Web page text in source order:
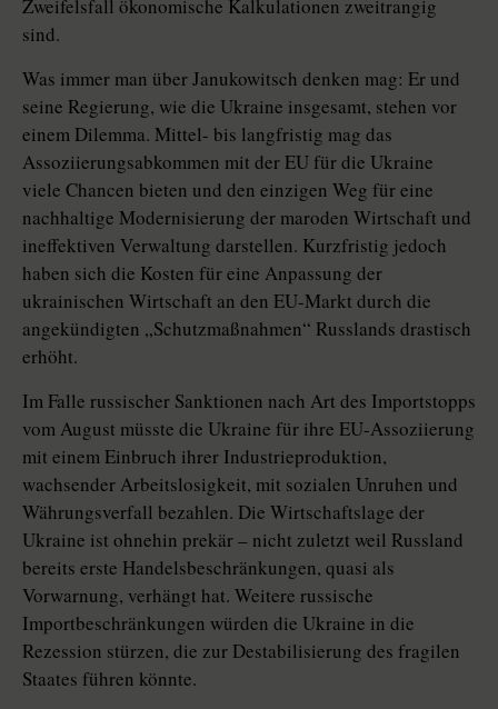
Zweifelsfall ökonomische Kalkulationen zweitrangig
sind.
Was immer man über Janukowitsch denken mag: Er und
seine Regierung, wie die Ukraine insgesamt, stehen vor
einem Dilemma. Mittel- bis langfristig mag das
Assoziierungsabkommen mit der EU für die Ukraine
viele Chancen bieten und den einzigen Weg für eine
nachhaltige Modernisierung der maroden Wirtschaft und
ineffektiven Verwaltung darstellen. Kurzfristig jedoch
haben sich die Kosten für eine Anpassung der
ukrainischen Wirtschaft an den EU-Markt durch die
angekündigten „Schutzmaßnahmen“ Russlands drastisch
erhöht.
Im Falle russischer Sanktionen nach Art des Importstopps
vom August müsste die Ukraine für ihre EU-Assoziierung
mit einem Einbruch ihrer Industrieproduktion,
wachsender Arbeitslosigkeit, mit sozialen Unruhen und
Währungsverfall bezahlen. Die Wirtschaftslage der
Ukraine ist ohnehin prekär – nicht zuletzt weil Russland
bereits erste Handelsbeschränkungen, quasi als
Vorwarnung, verhängt hat. Weitere russische
Importbeschränkungen würden die Ukraine in die
Rezession stürzen, die zur Destabilisierung des fragilen
Staates führen könnte.